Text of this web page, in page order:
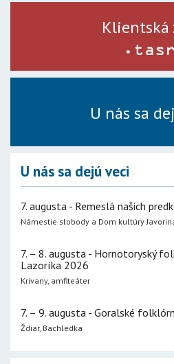
Klientská
U nás sa
U nás sa dejú veci
7. augusta - Remeslá našich
Námestie slobody a Dom kultúry
7. – 8. augusta - Hornotoryský
Lazoríka 2026
Krivany, amfiteáter
7. – 9. augusta - Goralské
Ždiar, Bachledka